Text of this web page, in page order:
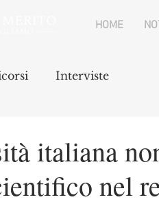
HOME
Interviste
italiana
nel